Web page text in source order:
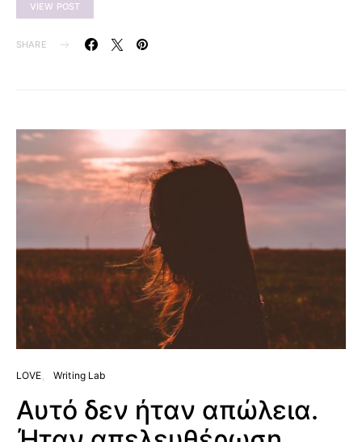
VIEW POST
SHARE
LOVE Writing Lab
Αυτό δεν ήταν απώλεια.